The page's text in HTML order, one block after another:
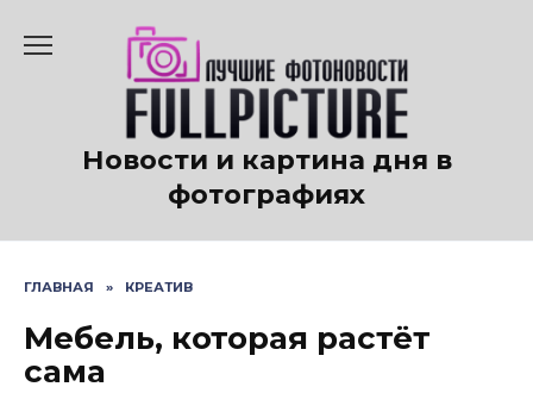
содержанию
Новости и картина дня в
фотографиях
ГЛАВНАЯ » КРЕАТИВ
Мебель, которая растёт
сама